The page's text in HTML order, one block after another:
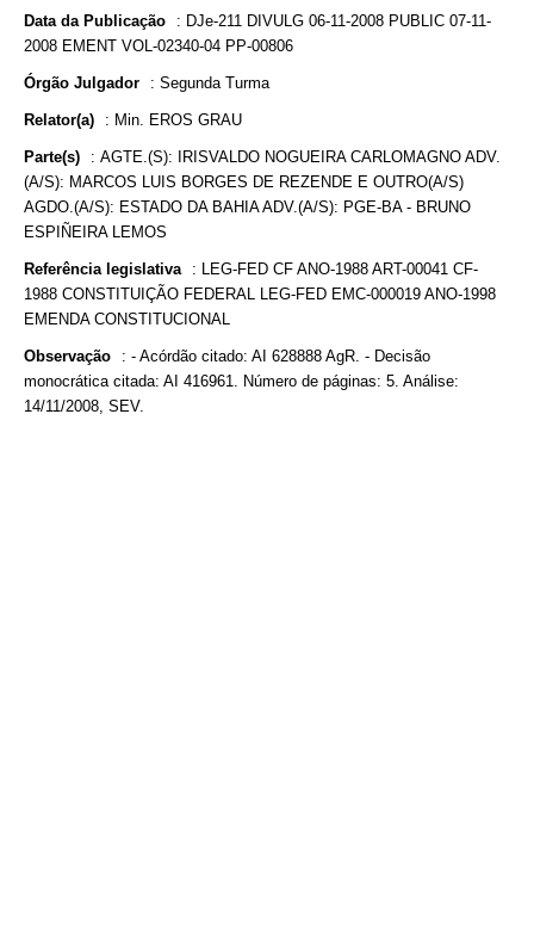
Data da Publicação : DJe-211 DIVULG 06-11-2008 PUBLIC 07-11-
2008 EMENT VOL-02340-04 PP-00806
Órgão Julgador : Segunda Turma
Relator(a) : Min. EROS GRAU
Parte(s) : AGTE.(S): IRISVALDO NOGUEIRA CARLOMAGNO ADV.
(A/S): MARCOS LUIS BORGES DE REZENDE E OUTRO(A/S)
AGDO.(A/S): ESTADO DA BAHIA ADV.(A/S): PGE-BA - BRUNO
ESPIÑEIRA LEMOS
Referência legislativa : LEG-FED CF ANO-1988 ART-00041 CF-
1988 CONSTITUIÇÃO FEDERAL LEG-FED EMC-000019 ANO-1998
EMENDA CONSTITUCIONAL
Observação : - Acórdão citado: AI 628888 AgR. - Decisão
monocrática citada: AI 416961. Número de páginas: 5. Análise:
14/11/2008, SEV.